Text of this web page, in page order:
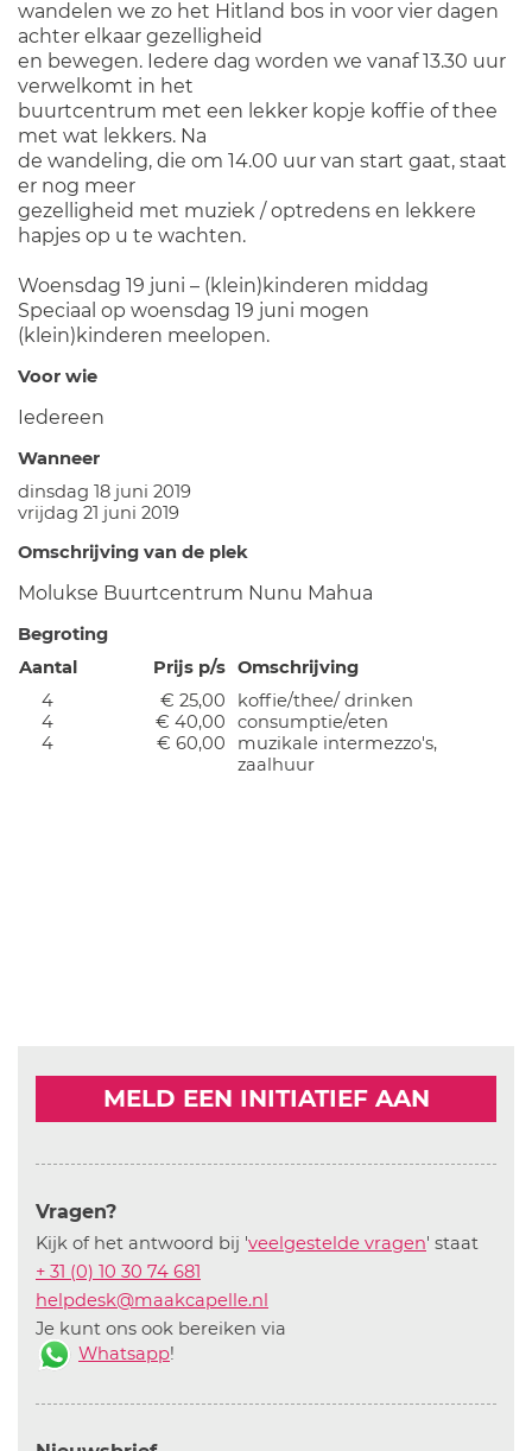
wandelen we zo het Hitland bos in voor vier dagen
achter elkaar gezelligheid
en bewegen. Iedere dag worden we vanaf 13.30 uur
verwelkomt in het
buurtcentrum met een lekker kopje koffie of thee
met wat lekkers. Na
de wandeling, die om 14.00 uur van start gaat, staat
er nog meer
gezelligheid met muziek / optredens en lekkere
hapjes op u te wachten.
Woensdag 19 juni – (klein)kinderen middag
Speciaal op woensdag 19 juni mogen
(klein)kinderen meelopen.
Voor wie
Iedereen
Wanneer
dinsdag 18 juni 2019
vrijdag 21 juni 2019
Omschrijving van de plek
Molukse Buurtcentrum Nunu Mahua
Begroting
Aantal
Prijs p/s Omschrijving
4
€ 25,00
koffie/thee/ drinken
4
€ 40,00
consumptie/eten
4
€ 60,00
muzikale intermezzo's,
zaalhuur
MELD EEN INITIATIEF AAN
Vragen?
Kijk of het antwoord bij 'veelgestelde vragen' staat
+ 31 (0) 10 30 74 681
helpdesk@maakcapelle.nl
Je kunt ons ook bereiken via
Whatsapp!